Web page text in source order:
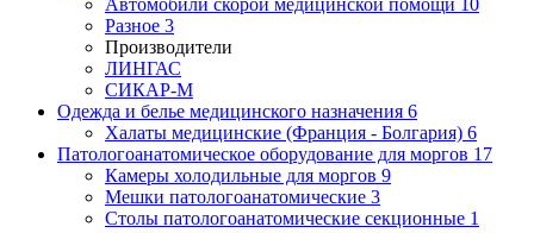
Разное 3
Производители
ЛИНГАС
СИКАР-М
Одежда и белье медицинского назначения 6
Халаты медицинские (Франция - Болгария) 6
Патологоанатомическое оборудование для моргов 17
Камеры холодильные для моргов 9
Мешки патологоанатомические 3
Столы патологоанатомические секционные 1